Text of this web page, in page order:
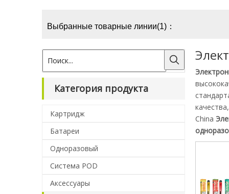
Выбранные товарные линии(1)：
Категория продукта
Картридж
Батареи
Одноразовый
Система POD
Аксессуары
China